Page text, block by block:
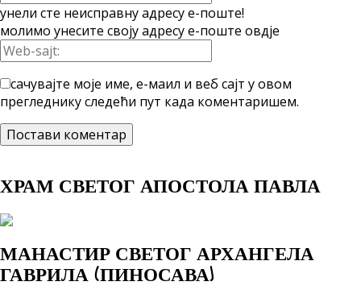
унели сте неисправну адресу е-поште!
молимо унесите своју адресу е-поште овдје
сачувајте моје име, е-маил и веб сајт у овом
прегледнику следећи пут када коментаришем.
ХРАМ СВЕТОГ АПОСТОЛА ПАВЛА
МАНАСТИР СВЕТОГ АРХАНГЕЛА
ГАВРИЛА (ПИНОСАВА)